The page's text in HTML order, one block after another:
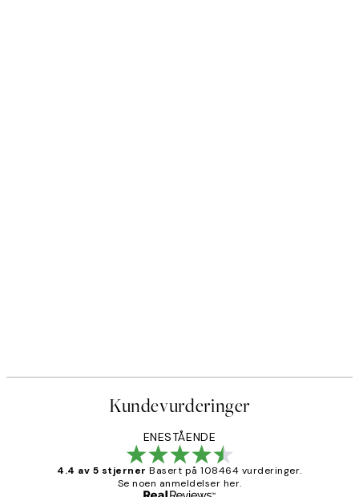
Kundevurderinger
ENESTÅENDE
4.4 av 5 stjerner Basert på 108464 vurderinger.
Se noen anmeldelser her.